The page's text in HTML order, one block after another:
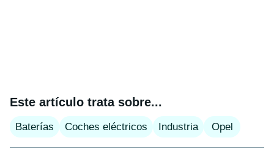
Este artículo trata sobre...
Baterías Coches eléctricos Industria Opel